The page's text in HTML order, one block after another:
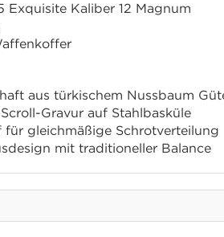
Exquisite Kaliber 12 Magnum
aus türkischem Nussbaum
Gravur auf Stahlbasküle
für gleichmäßige Schrotverteilung
mit traditioneller Balance